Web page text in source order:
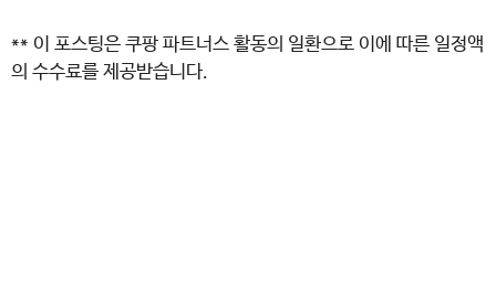
** 이 포스팅은 쿠팡 파트너스 활동의 일환으로 이에 따른 일정액
의 수수료를 제공받습니다.